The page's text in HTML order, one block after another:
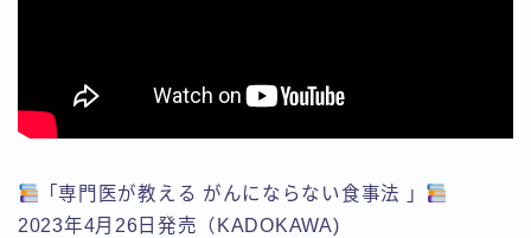
「専門医が教える がんにならない食事法 」
2023年4月26日発売（KADOKAWA)